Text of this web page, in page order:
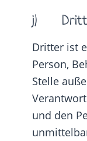
j)
Dritter ist
Person,
Stelle
und den